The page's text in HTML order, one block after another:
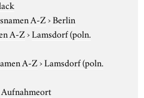
A-Z›Berlin
A-Z›Lamsdorf (poln.
A-Z›Lamsdorf (poln.
Aufnahmeort